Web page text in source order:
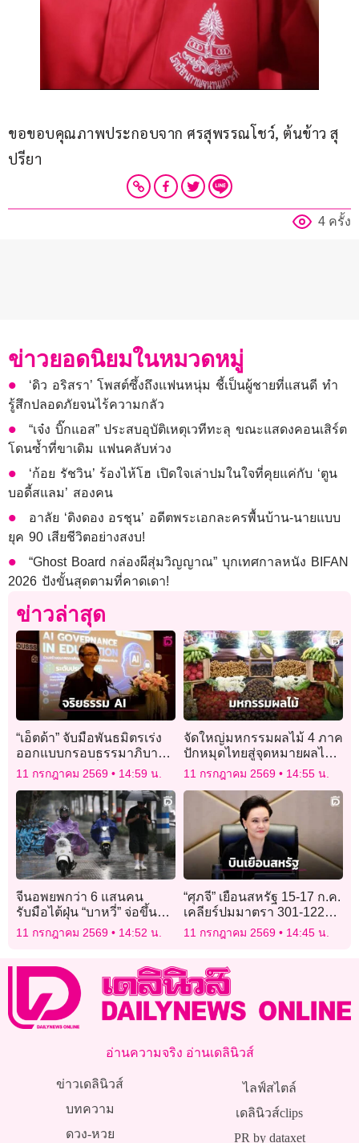
ขอขอบคุณภาพประกอบจาก ศรสุพรรณโชว์, ต้นข้าว สุ
ปรียา
4 ครั้ง
ข่าวยอดนิยมในหมวดหมู่
‘ดิว อริสรา’ โพสต์ซึ้งถึงแฟนหนุ่ม ชี้เป็นผู้ชายที่แสนดี ทำ
รู้สึกปลอดภัยจนไร้ความกลัว
“เจ๋ง บิ๊กแอส” ประสบอุบัติเหตุเวทีทะลุ ขณะแสดงคอนเสิร์ต
โดนซ้ำที่ขาเดิม แฟนคลับห่วง
‘ก้อย รัชวิน’ ร้องไห้โฮ เปิดใจเล่าปมในใจที่คุยแค่กับ ‘ตูน
บอดี้สแลม’ สองคน
อาลัย ‘ดิงดอง อรชุน’ อดีตพระเอกละครพื้นบ้าน-นายแบบ
ยุค 90 เสียชีวิตอย่างสงบ!
“Ghost Board กล่องผีสุ่มวิญญาณ” บุกเทศกาลหนัง BIFAN
2026 ปังขั้นสุดตามที่คาดเดา!
ข่าวล่าสุด
“เอ็ตด้า” จับมือพันธมิตรเร่ง
ออกแบบกรอบธรรมาภิบาล
จริยธรรม AI เพื่อการศึกษา
11 กรกฎาคม 2569 14:59 น.
จัดใหญ่มหกรรมผลไม้ 4 ภาค
ปักหมุดไทยสู่จุดหมายผลไม้
เมืองร้อนของโลก
11 กรกฎาคม 2569 14:55 น.
จีนอพยพกว่า 6 แสนคน
รับมือไต้ฝุ่น “บาหวี่” จ่อขึ้นฝั่ง
ภาคตะวันออก
11 กรกฎาคม 2569 14:52 น.
“ศุภจี” เยือนสหรัฐ 15-17 ก.ค.
เคลียร์ปมมาตรา 301-122
ลดภาษีเหลือ 10%
11 กรกฎาคม 2569 14:45 น.
อ่านความจริง อ่านเดลินิวส์
ข่าวเดลินิวส์
บทความ
ดวง-หวย
ไลฟ์สไตล์
เดลินิวส์clips
PR by dataxet